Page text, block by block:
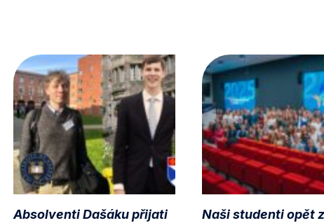
Absolventi Dašáku přijati
Naši studenti opět